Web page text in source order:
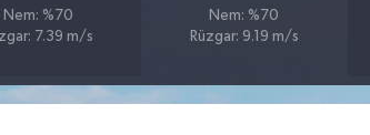
Nem: %70
7.39 m/s
Nem: %70
Rüzgar: 9.19 m/s